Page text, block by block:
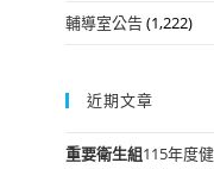
輔導室公告(1,222)
近期文章
重要衛生組115年度